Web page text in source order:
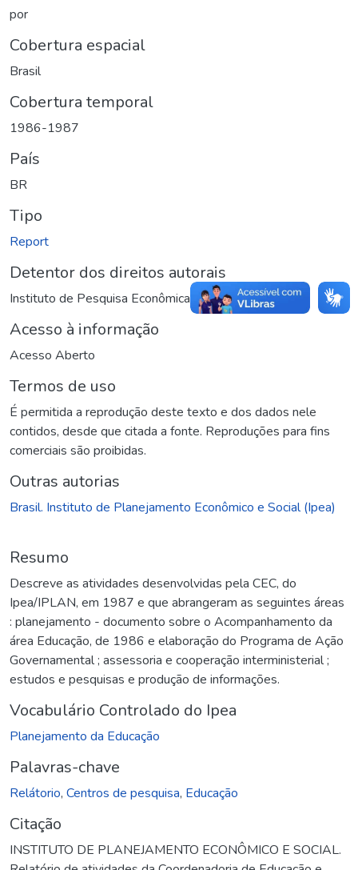
por
Cobertura espacial
Brasil
Cobertura temporal
1986-1987
País
BR
Tipo
Report
Detentor dos direitos autorais
Instituto de Pesquisa Econômica Aplicada (Ipea)
Acesso à informação
Acesso Aberto
Termos de uso
É permitida a reprodução deste texto e dos dados nele
contidos, desde que citada a fonte. Reproduções para fins
comerciais são proibidas.
Outras autorias
Brasil. Instituto de Planejamento Econômico e Social (Ipea)
Resumo
Descreve as atividades desenvolvidas pela CEC, do
Ipea/IPLAN, em 1987 e que abrangeram as seguintes áreas
: planejamento - documento sobre o Acompanhamento da
área Educação, de 1986 e elaboração do Programa de Ação
Governamental ; assessoria e cooperação interministerial ;
estudos e pesquisas e produção de informações.
Vocabulário Controlado do Ipea
Planejamento da Educação
Palavras-chave
Relátorio, Centros de pesquisa, Educação
Citação
INSTITUTO DE PLANEJAMENTO ECONÔMICO E SOCIAL.